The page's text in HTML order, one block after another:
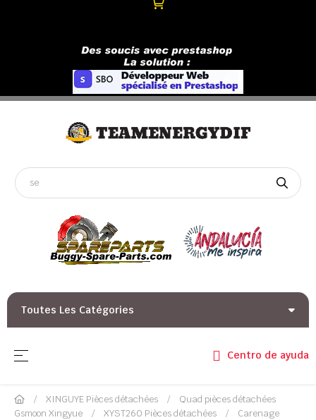
Toutes Les Catégories
Basculer la navigation
☰ Centro de ayuda
XINGUYE Pièces détachées
Quad pièces détachées
Gsmoon Xingyue
XYST260 Pièces détachées
Carenage